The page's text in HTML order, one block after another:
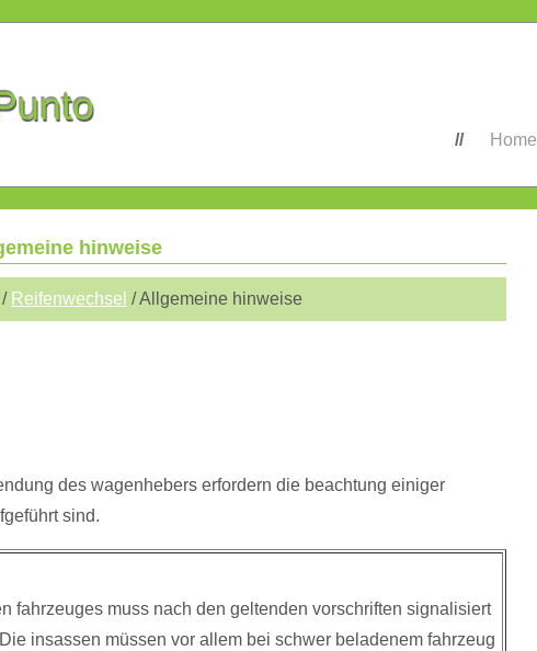
Home
hinweise
/ Reifenwechsel / Allgemeine hinweise
des wagenhebers erfordern die beachtung einiger
sind.
fahrzeuges muss nach den geltenden vorschriften signalisiert
insassen müssen vor allem bei schwer beladenem fahrzeug